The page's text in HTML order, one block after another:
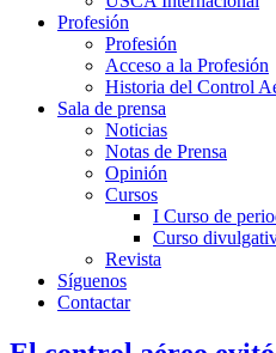
Profesión
Profesión
Acceso a la Profesión
Historia del Control
Sala de prensa
Noticias
Notas de Prensa
Opinión
Cursos
I Curso de
Curso
Revista
Síguenos
Contactar